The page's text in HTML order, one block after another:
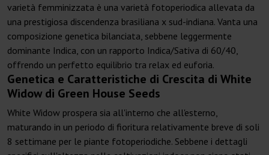
varietà femminizzata è una varietà fotoperiodica allevata da
una prestigiosa discendenza brasiliana x sud-indiana. Vanta una
composizione genetica bilanciata, sebbene leggermente
dominante Indica, con un rapporto Indica/Sativa di 60/40,
offrendo un perfetto equilibrio tra relax ed euforia.
Genetica e Caratteristiche di Crescita di White
Widow di Green House Seeds
White Widow prospera sia all'interno che all'esterno,
maturando in un periodo di fioritura relativamente breve di soli
8 settimane per le piante fotoperiodiche. Sebbene i dettagli